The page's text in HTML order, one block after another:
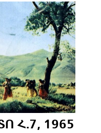
Հ.7, 1965